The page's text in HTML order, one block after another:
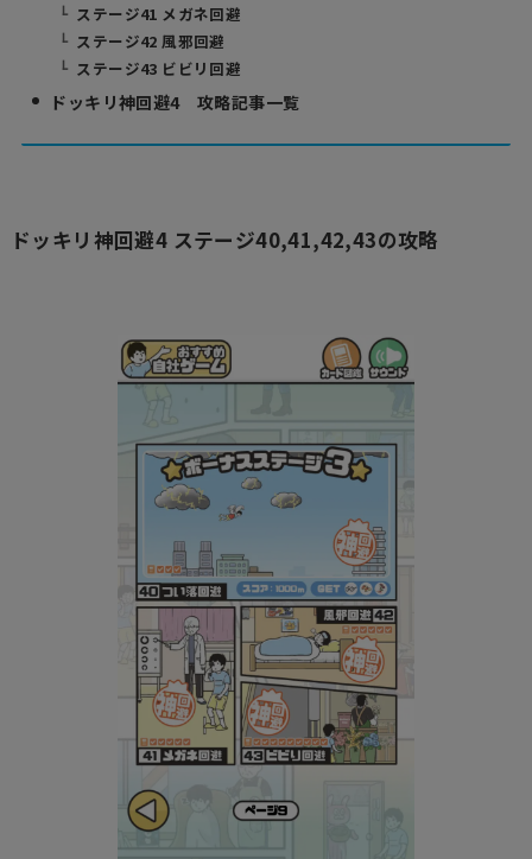
ステージ41 メガネ回避
ステージ42 風邪回避
ステージ43 ビビリ回避
ドッキリ神回避4 攻略記事一覧
ドッキリ神回避4 ステージ40,41,42,43の攻略